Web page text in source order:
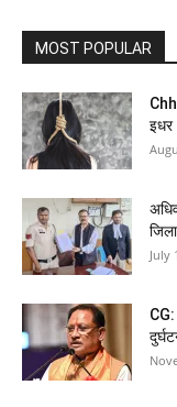
MOST POPULAR
इधर
July